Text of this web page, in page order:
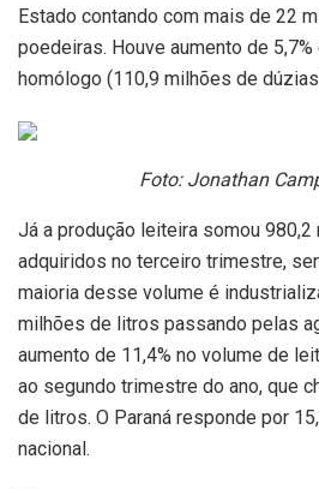
Estado contando com mais de 22
poedeiras. Houve aumento de
homólogo (110,9 milhões de
Foto: Jonathan
Já a produção leiteira somou
adquiridos no terceiro trimestre,
maioria desse volume é
milhões de litros passando pelas
aumento de 11,4% no volume de
ao segundo trimestre do ano, que
de litros. O Paraná responde por
nacional.